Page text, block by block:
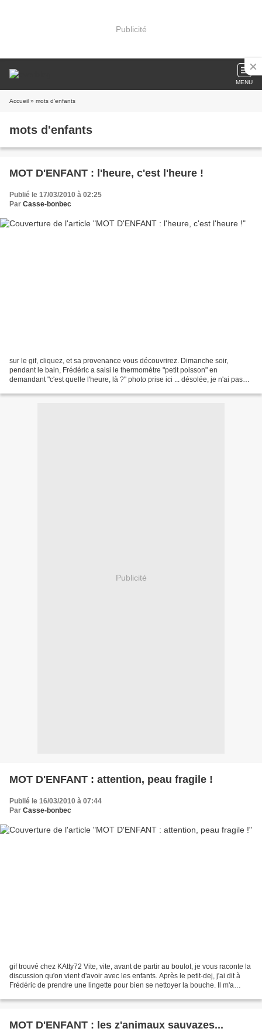
Publicité
MENU
Accueil » mots d'enfants
mots d'enfants
MOT D'ENFANT : l'heure, c'est l'heure !
Publié le 17/03/2010 à 02:25
Par Casse-bonbec
sur le gif, cliquez, et sa provenance vous découvrirez. Dimanche soir,
pendant le bain, Frédéric a saisi le thermomètre "petit poisson" en
demandant "c'est quelle l'heure, là ?" photo prise ici ... désolée, je n'ai pas
Publicité
MOT D'ENFANT : attention, peau fragile !
Publié le 16/03/2010 à 07:44
Par Casse-bonbec
gif trouvé chez KAtty72 Vite, vite, avant de partir au boulot, je vous raconte la
discussion qu'on vient d'avoir avec les enfants. Après le petit-dej, j'ai dit à
Frédéric de prendre une lingette pour bien se nettoyer la bouche. Il m'a
MOT D'ENFANT : les z'animaux sauvazes...